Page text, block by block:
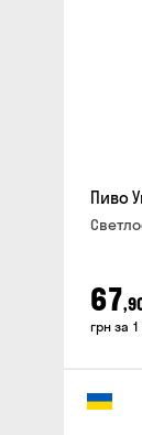
Пиво
67
грн за 1